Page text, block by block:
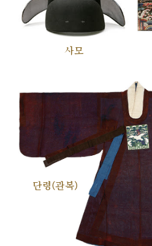
사모
단령(관복)